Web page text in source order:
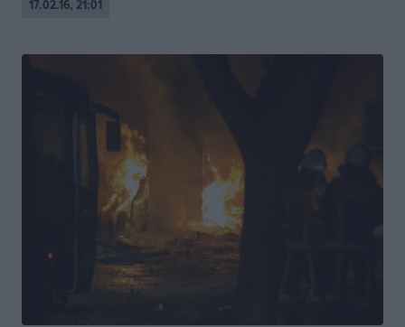
17.02.16, 21:01